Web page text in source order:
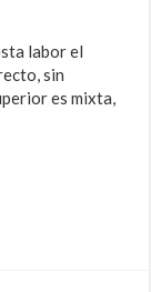
labor el
sin
es mixta,